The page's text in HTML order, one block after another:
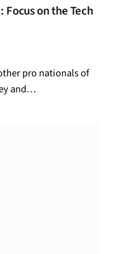
on the Tech
pro nationals of
and…